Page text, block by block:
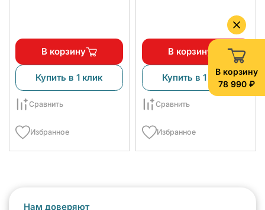
В корзину
78 990 ₽
В корзину
Купить в 1 клик
Сравнить
Избранное
В корзину
Купить в 1 клик
Сравнить
Избранное
Нам доверяют